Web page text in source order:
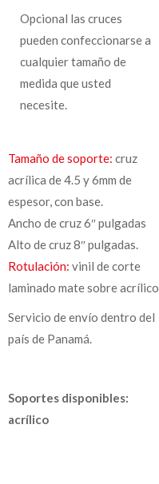
Opcional las cruces
pueden confeccionarse a
cualquier tamaño de
medida que usted
necesite.
Tamaño de soporte: cruz
acrílica de 4.5 y 6mm de
espesor, con base.
Ancho de cruz 6″ pulgadas
Alto de cruz 8″ pulgadas.
Rotulación: vinil de corte
laminado mate sobre acrílico
Servicio de envío dentro del
país de Panamá.
Soportes disponibles:
acrílico